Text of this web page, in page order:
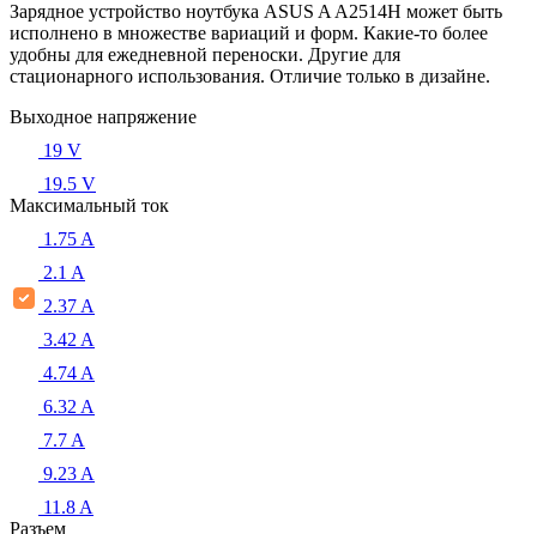
Зарядное устройство ноутбука ASUS A A2514H может быть
исполнено в множестве вариаций и форм. Какие-то более
удобны для ежедневной переноски. Другие для
стационарного использования. Отличие только в дизайне.
Выходное напряжение
19 V
19.5 V
Максимальный ток
1.75 A
2.1 A
2.37 A
3.42 A
4.74 A
6.32 A
7.7 A
9.23 A
11.8 A
Разъем